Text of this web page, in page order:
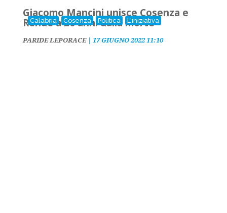
Calabria Cosenza Politica L'iniziativa
Giacomo Mancini unisce Cosenza e
Rende a 20 anni dalla morte
PARIDE LEPORACE| 17 GIUGNO 2022 11:10